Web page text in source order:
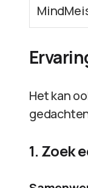
Het kan
1. Zoek